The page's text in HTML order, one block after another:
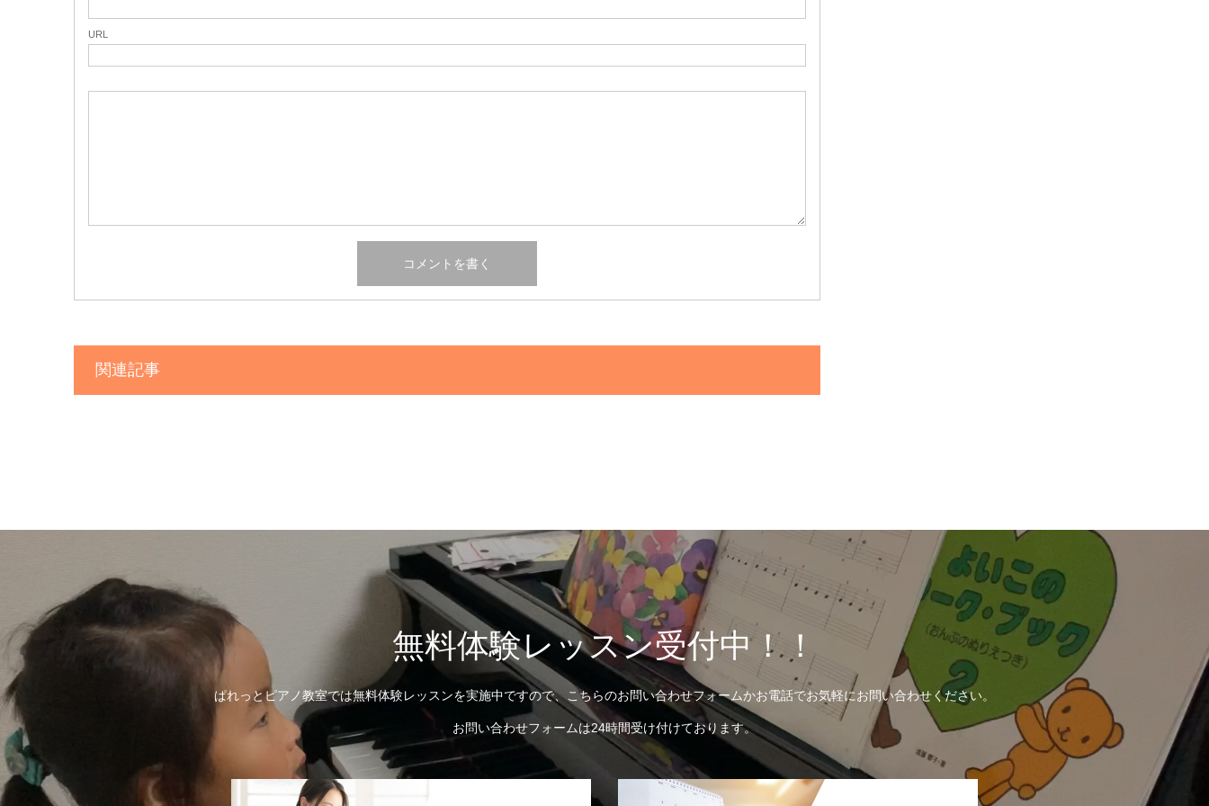
URL
関連記事
無料体験レッスン受付中！！
ぱれっとピアノ教室では無料体験レッスンを実施中ですので、こちらのお問い合わせフォームかお電話でお気軽にお問い合わせください。
お問い合わせフォームは24時間受け付けております。